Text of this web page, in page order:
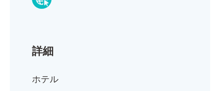
詳細
ホテル